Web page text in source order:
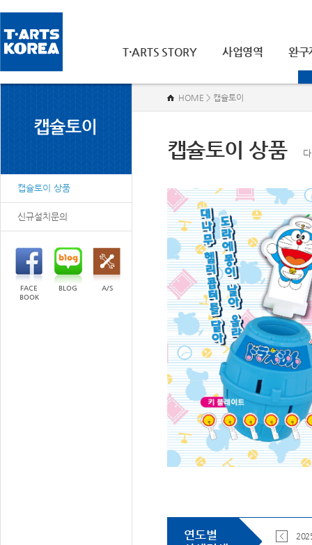
T·ARTS STORY 사업영역 완구
캡슐토이 상품
신규설치문의
FACE
BOOK
BLOG A/S
캡슐토이 상품
HOME > 캡슐토이
연도별
2026